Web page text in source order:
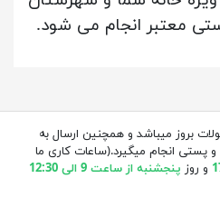
معتبر انجام می شود.
بروز میباشد و همچنین ارسال به
پستی انجام میگیرد.(ساعات کاری ما
و روز پنجشنبه از ساعت 9 الی 12:30